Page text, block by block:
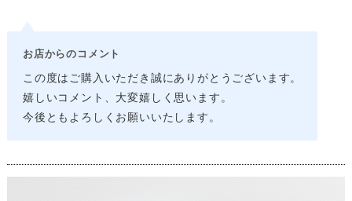
お店からのコメント
この度はご購入いただき誠にありがとうございます。
嬉しいコメント、大変嬉しく思います。
今後ともよろしくお願いいたします。